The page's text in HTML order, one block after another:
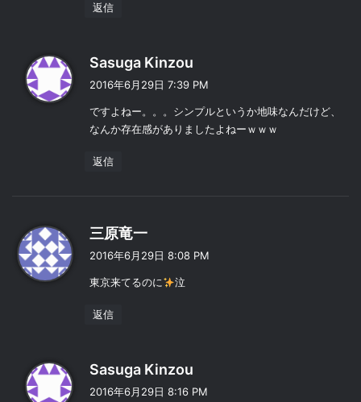
返信
Sasuga Kinzou
り
2016年6月29日 7:39 PM
ですよねー。。。シンプルというか地味なんだけど、
なんか存在感がありましたよねーｗｗｗ
返信
三原竜一
り
2016年6月29日 8:08 PM
東京来てるのに 泣
返信
Sasuga Kinzou
り
2016年6月29日 8:16 PM